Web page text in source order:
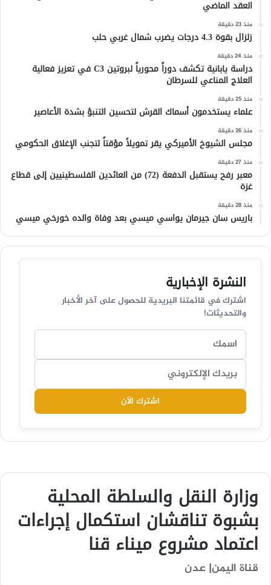
العقد الماضي
منذ 23 دقيقة
زلزال بقوة 4.3 درجات يضرب شمال غربي حلب
منذ 24 دقيقة
دراسة يابانية تكشف دوراً محورياً لبروتين C3 في تعزيز فعالية
العلاج المناعي للسرطان
منذ 25 دقيقة
علماء يستخدمون أسماك القرش لتحسين التنبؤ بشدة الأعاصير
منذ 26 دقيقة
مجلس الشيوخ الأميركي يقر تمويلاً مؤقتاً لتجنب الإغلاق الحكومي
منذ 27 دقيقة
معبر رفح يستقبل الدفعة (72) من العائدين الفلسطينيين إلى قطاع
غزة
منذ 28 دقيقة
باريس سان جيرمان يواسي ميسي بعد وفاة والده خورخي ميسي
النشرة الإخبارية
اشترك في قائمتنا البريدية للحصول على آخر الأخبار
والتحديثات!
اشترك الآن